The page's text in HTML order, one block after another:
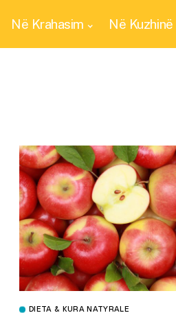
Në Krahasim Në Kuzhinë
DIETA & KURA NATYRALE